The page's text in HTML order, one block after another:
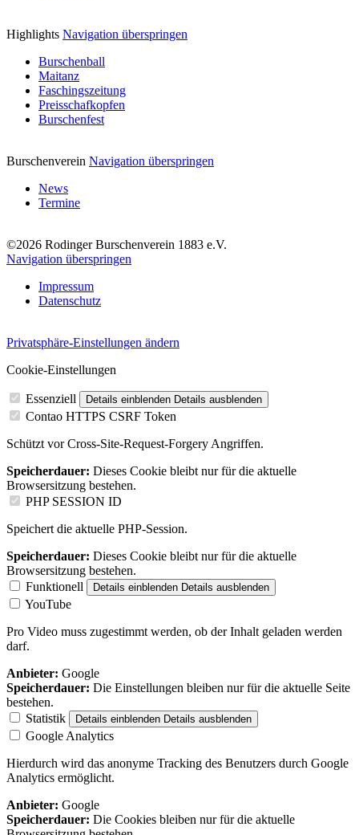
Highlights Navigation überspringen
Burschenball
Maitanz
Faschingszeitung
Preisschafkopfen
Burschenfest
Burschenverein Navigation überspringen
News
Termine
©2026 Rodinger Burschenverein 1883 e.V.
Navigation überspringen
Impressum
Datenschutz
Privatsphäre-Einstellungen ändern
Cookie-Einstellungen
Essenziell Details einblenden Details ausblenden
Contao HTTPS CSRF Token
Schützt vor Cross-Site-Request-Forgery Angriffen.
Speicherdauer: Dieses Cookie bleibt nur für die aktuelle
Browsersitzung bestehen.
PHP SESSION ID
Speichert die aktuelle PHP-Session.
Speicherdauer: Dieses Cookie bleibt nur für die aktuelle
Browsersitzung bestehen.
Funktionell
Details einblenden Details ausblenden
YouTube
Pro Video muss zugestimmt werden, ob der Inhalt geladen werden
darf.
Anbieter: Google
Speicherdauer: Die Einstellungen bleiben nur für die aktuelle Seite
bestehen.
Statistik
Details einblenden Details ausblenden
Google Analytics
Hierdurch wird das anonyme Tracking des Benutzers durch Google
Analytics ermöglicht.
Anbieter: Google
Speicherdauer: Die Cookies bleiben nur für die aktuelle